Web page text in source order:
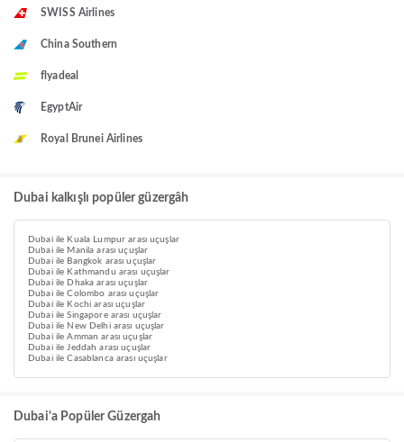
SWISS Airlines
China Southern
flyadeal
EgyptAir
Royal Brunei Airlines
Dubai kalkışlı popüler güzergâh
Dubai ile Kuala Lumpur arası uçuşlar
Dubai ile Manila arası uçuşlar
Dubai ile Bangkok arası uçuşlar
Dubai ile Kathmandu arası uçuşlar
Dubai ile Dhaka arası uçuşlar
Dubai ile Colombo arası uçuşlar
Dubai ile Kochi arası uçuşlar
Dubai ile Singapore arası uçuşlar
Dubai ile New Delhi arası uçuşlar
Dubai ile Amman arası uçuşlar
Dubai ile Jeddah arası uçuşlar
Dubai ile Casablanca arası uçuşlar
Dubai'a Popüler Güzergah